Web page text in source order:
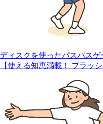
ディスクを使ったパスパス
【使える知恵満載！ ブラッ